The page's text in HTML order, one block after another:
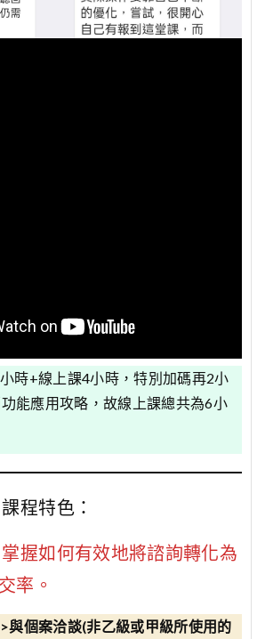
時+線上課4小時，特別加碼再2小
能應用攻略，故線上課總共為6小
課程特色：
掌握如何有效地將諮詢轉化為
率。
與個案洽談(非乙級或甲級所使用的